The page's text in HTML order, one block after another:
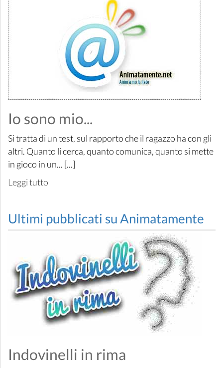
Io sono mio...
Si tratta di un test, sul rapporto che il ragazzo ha con gli
altri. Quanto li cerca, quanto comunica, quanto si mette
in gioco in un... [...]
Leggi tutto
Ultimi pubblicati su Animatamente
Indovinelli in rima